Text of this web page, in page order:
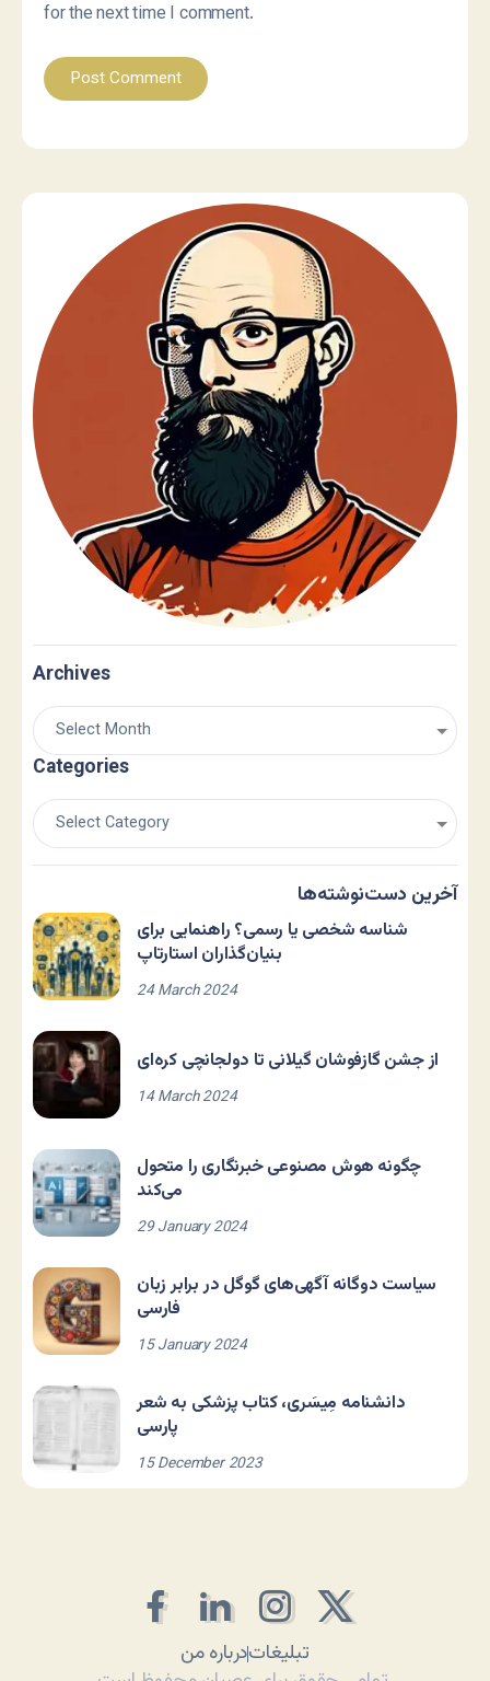
for the next time I comment.
Archives
Categories
آخرین دست‌نوشته‌ها
شناسه شخصی یا رسمی؟ راهنمایی برای
بنیان‌گذاران استارتاپ
24 March 2024
از جشن گازفوشان گیلانی تا دولجانچی کره‌ای
14 March 2024
چگونه هوش مصنوعی خبرنگاری را متحول
می‌کند
29 January 2024
سیاست دوگانه آگهی‌های گوگل در برابر زبان
فارسی
15 January 2024
دانشنامه مِیسَری، کتاب پزشکی به شعر
پارسی
15 December 2023
درباره منتبلیغات